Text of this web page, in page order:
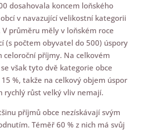
dosahovala koncem loňského
v navazující velikostní kategorii
průměru měly v loňském roce
(s počtem obyvatel do 500) úspory
celoroční příjmy. Na celkovém
však tyto dvě kategorie obce
%, takže na celkový objem úspor
rychlý růst velký vliv nemají.
příjmů obce nezískávají svým
Téměř 60 % z nich má svůj